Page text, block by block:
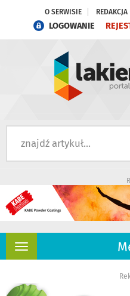
O SERWISIE REDAKCJA
LOGOWANIE
Rozwiń